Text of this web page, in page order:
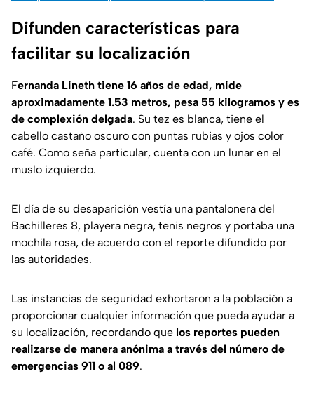
Difunden características para
facilitar su localización
Fernanda Lineth tiene 16 años de edad, mide
aproximadamente 1.53 metros, pesa 55 kilogramos y es
de complexión delgada. Su tez es blanca, tiene el
cabello castaño oscuro con puntas rubias y ojos color
café. Como seña particular, cuenta con un lunar en el
muslo izquierdo.
El día de su desaparición vestía una pantalonera del
Bachilleres 8, playera negra, tenis negros y portaba una
mochila rosa, de acuerdo con el reporte difundido por
las autoridades.
Las instancias de seguridad exhortaron a la población a
proporcionar cualquier información que pueda ayudar a
su localización, recordando que los reportes pueden
realizarse de manera anónima a través del número de
emergencias 911 o al 089.